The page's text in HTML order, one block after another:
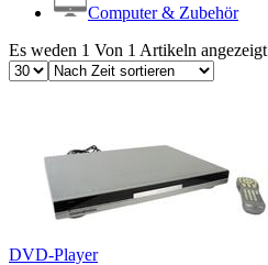
Computer & Zubehör
Es weden 1 Von 1 Artikeln angezeigt
DVD-Player